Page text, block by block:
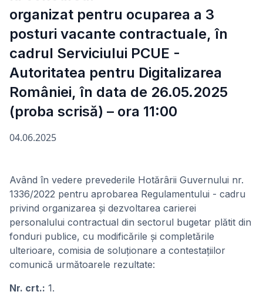
organizat pentru ocuparea a 3
posturi vacante contractuale, în
cadrul Serviciului PCUE -
Autoritatea pentru Digitalizarea
României, în data de 26.05.2025
(proba scrisă) – ora 11:00
04.06.2025
Având în vedere prevederile Hotărârii Guvernului nr.
1336/2022 pentru aprobarea Regulamentului - cadru
privind organizarea și dezvoltarea carierei
personalului contractual din sectorul bugetar plătit din
fonduri publice, cu modificările și completările
ulterioare, comisia de soluționare a contestațiilor
comunică următoarele rezultate:
Nr. crt.: 1.